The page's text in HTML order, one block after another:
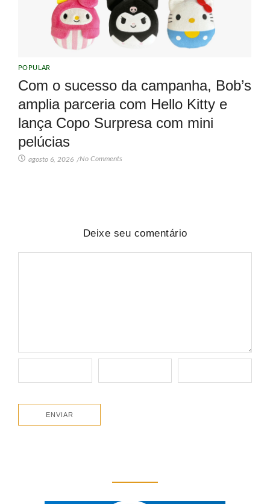
POPULAR
Com o sucesso da campanha, Bob’s
amplia parceria com Hello Kitty e
lança Copo Surpresa com mini
pelúcias
agosto 6, 2026 /No Comments
Deixe seu comentário